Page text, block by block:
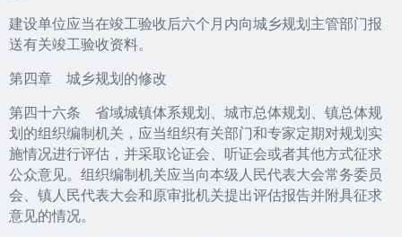
建设单位应当在竣工验收后六个月内向城乡规划主管部门报
送有关竣工验收资料。
第四章 城乡规划的修改
第四十六条 省域城镇体系规划、城市总体规划、镇总体规
划的组织编制机关，应当组织有关部门和专家定期对规划实
施情况进行评估，并采取论证会、听证会或者其他方式征求
公众意见。组织编制机关应当向本级人民代表大会常务委员
会、镇人民代表大会和原审批机关提出评估报告并附具征求
意见的情况。